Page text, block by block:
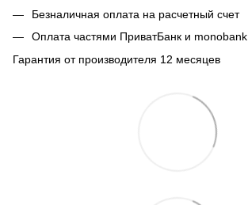
Безналичная оплата на расчетный счет
Оплата частями ПриватБанк и monobank
Гарантия от производителя 12 месяцев